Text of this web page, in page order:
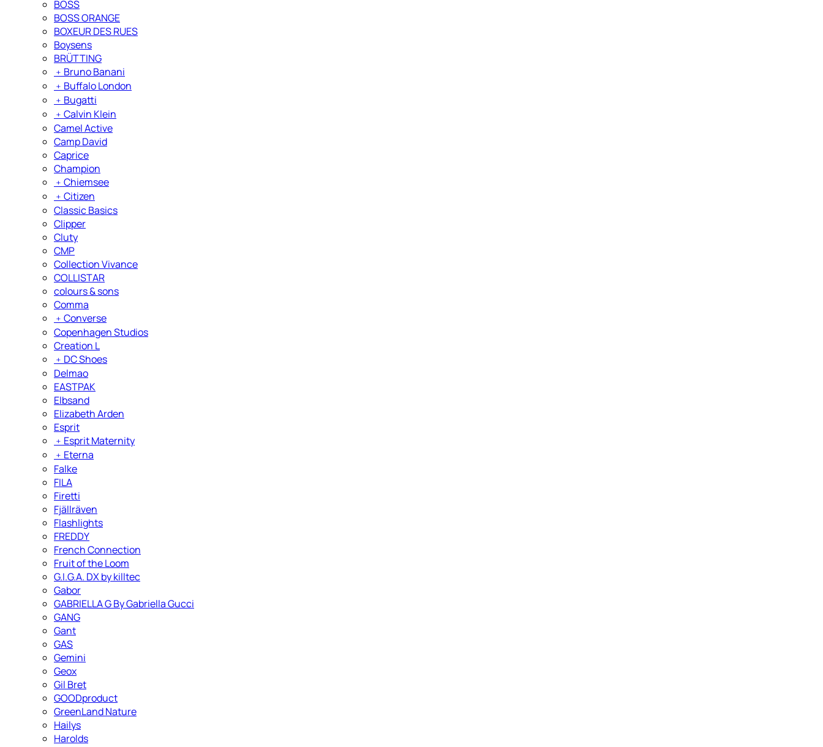
BOSS
BOSS ORANGE
BOXEUR DES RUES
Boysens
BRÜTTING
﹢ Bruno Banani
﹢ Buffalo London
﹢ Bugatti
﹢ Calvin Klein
Camel Active
Camp David
Caprice
Champion
﹢ Chiemsee
﹢ Citizen
Classic Basics
Clipper
Cluty
CMP
Collection Vivance
COLLISTAR
colours & sons
Comma
﹢ Converse
Copenhagen Studios
Creation L
﹢ DC Shoes
Delmao
EASTPAK
Elbsand
Elizabeth Arden
Esprit
﹢ Esprit Maternity
﹢ Eterna
Falke
FILA
Firetti
Fjällräven
Flashlights
FREDDY
French Connection
Fruit of the Loom
G.I.G.A. DX by killtec
Gabor
GABRIELLA G By Gabriella Gucci
GANG
Gant
GAS
Gemini
Geox
Gil Bret
GOODproduct
GreenLand Nature
Hailys
Harolds